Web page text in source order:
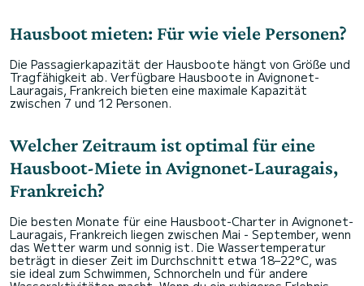
Hausboot mieten: Für wie viele Personen?
Die Passagierkapazität der Hausboote hängt von Größe und
Tragfähigkeit ab. Verfügbare Hausboote in Avignonet-
Lauragais, Frankreich bieten eine maximale Kapazität
zwischen 7 und 12 Personen.
Welcher Zeitraum ist optimal für eine
Hausboot-Miete in Avignonet-Lauragais,
Frankreich?
Die besten Monate für eine Hausboot-Charter in Avignonet-
Lauragais, Frankreich liegen zwischen Mai - September, wenn
das Wetter warm und sonnig ist. Die Wassertemperatur
beträgt in dieser Zeit im Durchschnitt etwa 18–22°C, was
sie ideal zum Schwimmen, Schnorcheln und für andere